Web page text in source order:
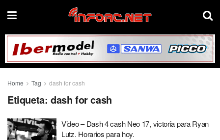
Home Tag dash for cash
Etiqueta: dash for cash
Video – Dash 4 cash Neo 17, victoria para Ryan
Lutz. Horarios para hoy.